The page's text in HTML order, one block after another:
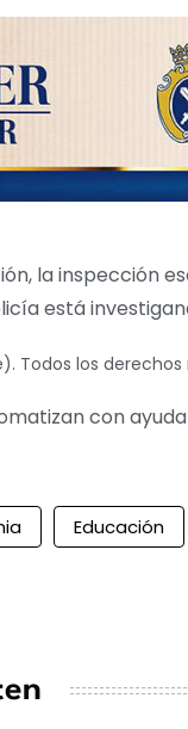
la inspección
está
Todos los derechos
con
Educación